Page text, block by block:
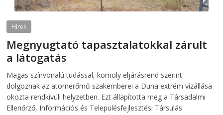
Hírek
Megnyugtató tapasztalatokkal zárult
a látogatás
Magas színvonalú tudással, komoly eljárásrend szerint
dolgoznak az atomerőmű szakemberei a Duna extrém vízállása
okozta rendkívüli helyzetben. Ezt állapította meg a Társadalmi
Ellenőrző, Információs és Településfejlesztési Társulás